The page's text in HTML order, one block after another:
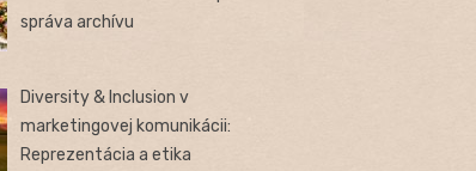
správa archívu
Diversity & Inclusion v
marketingovej komunikácii:
Reprezentácia a etika